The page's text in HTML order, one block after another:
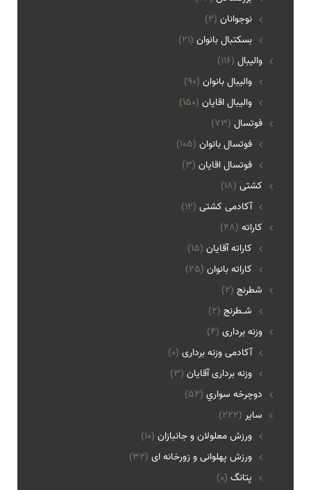
نوجوانان (2)
بسکتبال بانوان (21)
(116) والیبال
واليبال بانوان (90)
واليبال اقايان (150)
(73) فوتسال
فوتسال بانوان (105)
فوتسال اقايان (3)
(18) کشتی
آکادمی کشتی (12)
(48) کاراته
کاراته آقایان (15)
کاراته بانوان (25)
(2) شطرنج
شـطرنج (2)
(4) وزنه برداری
آکادمی وزنه برداری (0)
وزنه برداری آقایان (3)
(54) دوچرخه سواري
(222) ساير
ورزش معلولان و جانبازان (10)
ورزش پهلوانی و زورخانه ای (32)
پتانگ (0)